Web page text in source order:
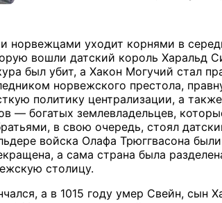
норвежцами уходит корнями в
вошли датский король Харальд
был убит, а Хакон Могучий стал
норвежского престола,
политику централизации, а
— богатых землевладельцев,
в свою очередь, стоял
войска Олафа Трюггвасона
а сама страна была
столицу.
а в 1015 году умер Свейн, сын